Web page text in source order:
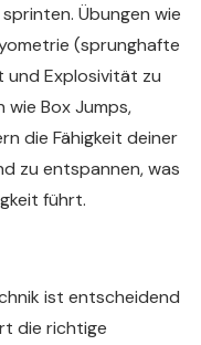
Übungen wie
(sprunghafte
und Explosivität zu
wie Box Jumps,
die Fähigkeit deiner
zu entspannen, was
führt.
ist entscheidend
die richtige